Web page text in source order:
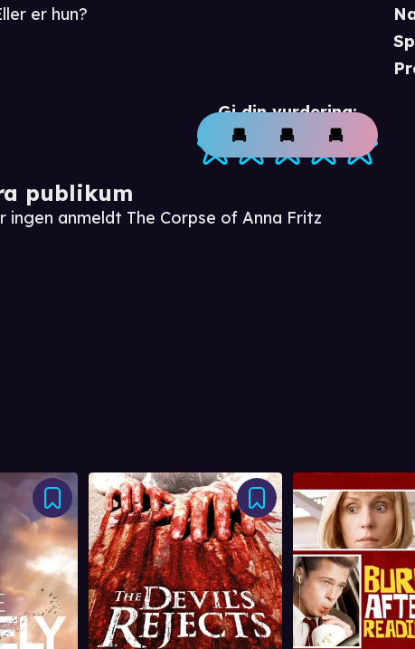
Gi din vurdering:
publikum
ingen anmeldt The Corpse of Anna Fritz
er hun?